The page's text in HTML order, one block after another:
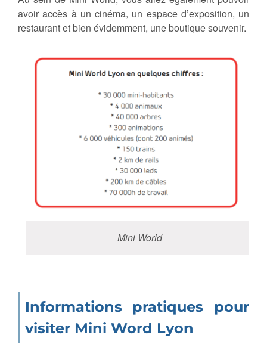
avoir accès à un cinéma, un espace d’exposition, un
restaurant et bien évidemment, une boutique souvenir.
Mini World
Informations pratiques pour
visiter Mini Word Lyon